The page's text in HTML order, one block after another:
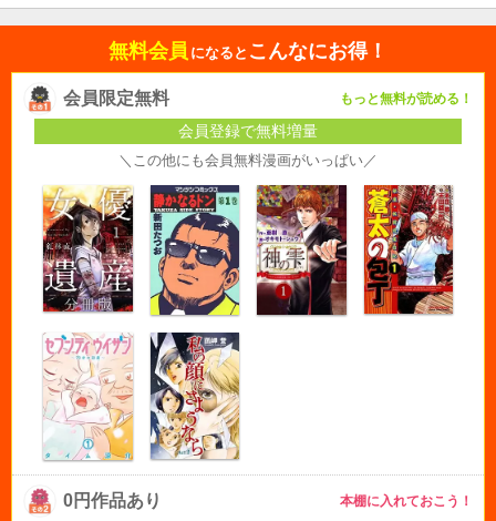
無料会員 になると こんなにお得！
会員限定無料 もっと無料が読める！
会員登録で無料増量
＼この他にも会員無料漫画がいっぱい／
0円作品あり 本棚に入れておこう！